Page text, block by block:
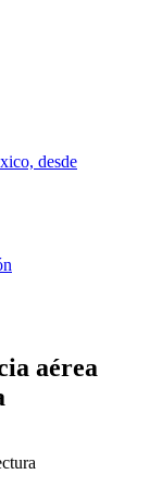
desde
aérea